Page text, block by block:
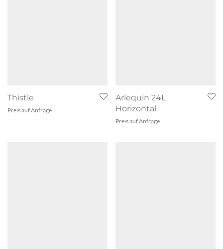
Thistle
Preis auf Anfrage
Arlequin 24L
Horizontal
Preis auf Anfrage